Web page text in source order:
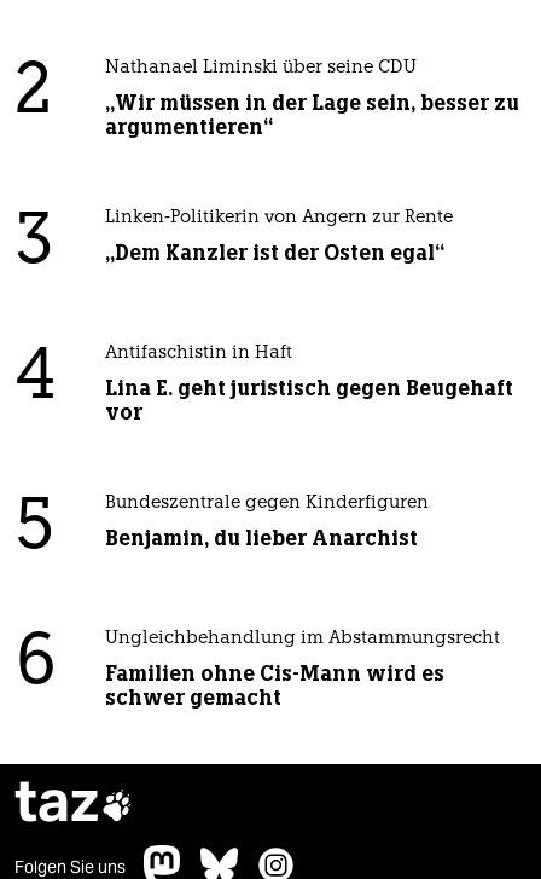
2 Nathanael Liminski über seine CDU
„Wir müssen in der Lage sein, besser zu
argumentieren“
3 Linken-Politikerin von Angern zur Rente
„Dem Kanzler ist der Osten egal“
4 Antifaschistin in Haft
Lina E. geht juristisch gegen Beugehaft
vor
5 Bundeszentrale gegen Kinderfiguren
Benjamin, du lieber Anarchist
6 Ungleichbehandlung im Abstammungsrecht
Familien ohne Cis-Mann wird es
schwer gemacht
taz
Folgen Sie uns